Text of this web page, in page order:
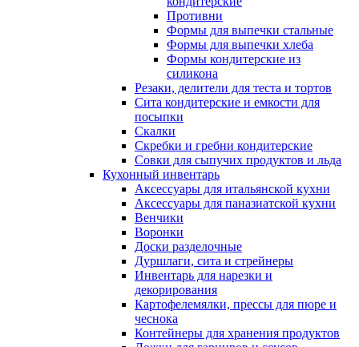
Противни
Формы для выпечки стальные
Формы для выпечки хлеба
Формы кондитерские из
силикона
Резаки, делители для теста и тортов
Сита кондитерские и емкости для
посыпки
Скалки
Скребки и гребни кондитерские
Совки для сыпучих продуктов и льда
Кухонный инвентарь
Аксессуары для итальянской кухни
Аксессуары для паназиатской кухни
Венчики
Воронки
Доски разделочные
Дуршлаги, сита и стрейнеры
Инвентарь для нарезки и
декорирования
Картофелемялки, прессы для пюре и
чеснока
Контейнеры для хранения продуктов